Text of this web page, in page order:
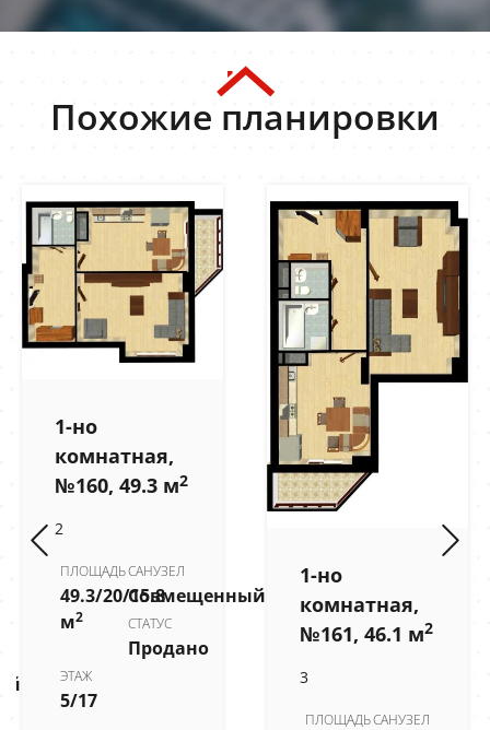
Похожие планировки
1-но
комнатная,
№160, 49.3 м2
2
ПЛОЩАДЬ
49.3/20/15.8
м2
САНУЗЕЛ
Совмещенный
СТАТУС
Продано
ЭТАЖ
5/17
1-но
комнатная,
№161, 46.1 м2
3
ПЛОЩАДЬСАНУЗЕЛ